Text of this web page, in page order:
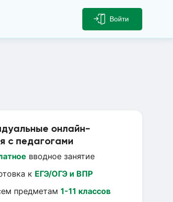
Войти
онлайн-
с педагогами
вводное занятие
к ЕГЭ/ОГЭ и ВПР
предметам 1-11 классов